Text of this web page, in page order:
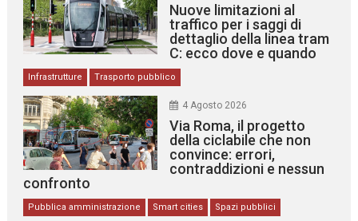
Nuove limitazioni al
traffico per i saggi di
dettaglio della linea tram
C: ecco dove e quando
Infrastrutture Trasporto pubblico
4 Agosto 2026
Via Roma, il progetto
della ciclabile che non
convince: errori,
contraddizioni e nessun
confronto
Pubblica amministrazione Smart cities Spazi pubblici